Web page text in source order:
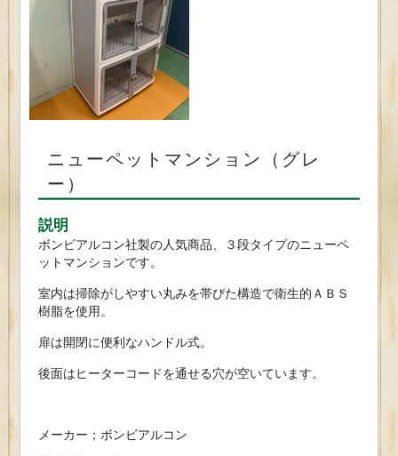
ニューペットマンション（グレ
ー）
説明
ボンビアルコン社製の人気商品、３段タイプのニューペ
ットマンションです。
室内は掃除がしやすい丸みを帯びた構造で衛生的ＡＢＳ
樹脂を使用。
扉は開閉に便利なハンドル式。
後面はヒーターコードを通せる穴が空いています。
メーカー；ボンビアルコン